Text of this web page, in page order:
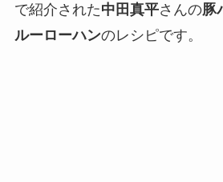
で紹介された中田真平さんの豚
ルーローハンのレシピです。